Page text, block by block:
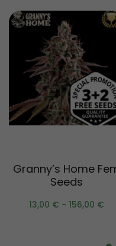
Granny’s Home
Seeds
13,00 € - 156,00 €